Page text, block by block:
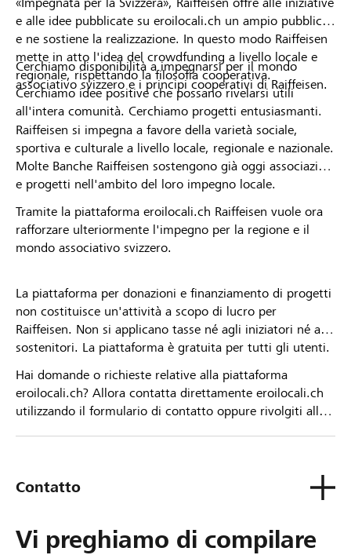
e alle idee pubblicate su eroilocali.ch un ampio pubblico
e ne sostiene la realizzazione. In questo modo Raiffeisen
mette in atto l'idea del crowdfunding a livello locale e
regionale, rispettando la filosofia cooperativa.
Cerchiamo idee positive che possano rivelarsi utili
all'intera comunità. Cerchiamo progetti entusiasmanti.
Cerchiamo disponibilità a impegnarsi per il mondo
associativo svizzero e i principi cooperativi di Raiffeisen.
Raiffeisen si impegna a favore della varietà sociale,
sportiva e culturale a livello locale, regionale e nazionale.
Molte Banche Raiffeisen sostengono già oggi associazioni
e progetti nell'ambito del loro impegno locale.
Tramite la piattaforma eroilocali.ch Raiffeisen vuole ora
rafforzare ulteriormente l'impegno per la regione e il
mondo associativo svizzero.
La piattaforma per donazioni e finanziamento di progetti
non costituisce un'attività a scopo di lucro per
Raiffeisen. Non si applicano tasse né agli iniziatori né ai
sostenitori. La piattaforma è gratuita per tutti gli utenti.
Hai domande o richieste relative alla piattaforma
eroilocali.ch? Allora contatta direttamente eroilocali.ch
utilizzando il formulario di contatto oppure rivolgiti alla
Contatto
Vi preghiamo di compilare